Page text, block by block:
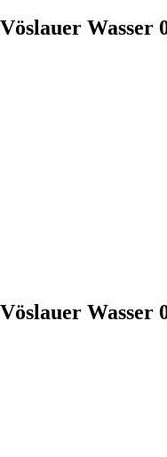
Vöslauer Wasser
Vöslauer Wasser